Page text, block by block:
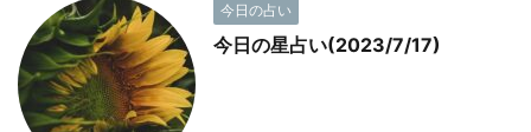
今日の占い
今日の星占い(2023/7/17)